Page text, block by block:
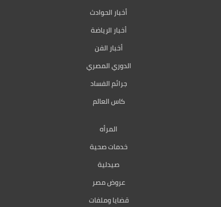
أخبار الحوادث
أخبار الرياضة
أخبار الفن
الدوري المصري
جرائم الفساد
كاس العالم
المرأه
خدمات صحية
صيدلية
عروض مصر
قضايا وملفات